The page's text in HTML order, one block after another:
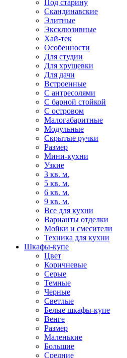
Под старину
Скандинавские
Элитные
Эксклюзивные
Хай-тек
Особенности
Для студии
Для хрущевки
Для дачи
Встроенные
С антресолями
С барной стойкой
С островом
Малогабаритные
Модульные
Скрытые ручки
Размер
Мини-кухни
Узкие
3 кв. м.
5 кв. м.
6 кв. м.
9 кв. м.
Все для кухни
Варианты отделки
Мойки и смесители
Техника для кухни
Шкафы-купе
Цвет
Коричневые
Серые
Темные
Черные
Светлые
Белые шкафы-купе
Венге
Размер
Маленькие
Большие
Средние